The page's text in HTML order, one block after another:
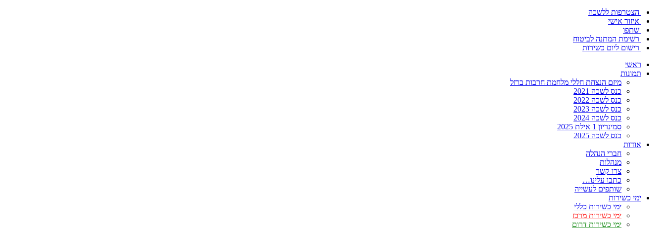
הצטרפות ללשכה
איזור אישי
שתפו
רשימת המתנה לביטוח
רישום ליום כשירות
ראשי
תמונות
מיזם הנצחת חללי מלחמת חרבות ברזל
כנס לשכה 2021
כנס לשכה 2022
כנס לשכה 2023
כנס לשכה 2024
סמינריון 1 אילת 2025
כנס לשכה 2025
אודות
חברי הנהלה
מנהלות
צרו קשר
כתבו עלינו…
שותפים לעשייה
ימי כשירות
ימי כשירות כללי
ימי כשירות מרכז
ימי כשירות דרום